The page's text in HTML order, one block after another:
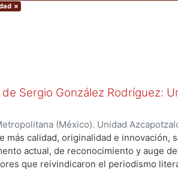
×
Sergio González Rodríguez:
(México). Unidad
,2020-11)Baena Crespo, Erick Octavio
más calidad, originalidad e innovación,
actual, de reconocimiento y auge
que reivindicaron el periodismo